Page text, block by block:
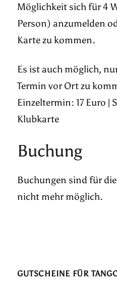
Möglichkeit sich für 4
Person) anzumelden
Karte zu kommen.
Es ist auch möglich,
Termin vor Ort zu
Einzeltermin: 17 Euro |
Klubkarte
Buchung
Buchungen sind für
nicht mehr möglich.
GUTSCHEINE FÜR